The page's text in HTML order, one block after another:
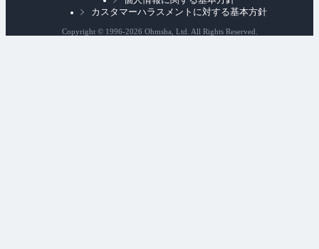
カスタマーハラスメントに対する基本方針
Copyright © 1996-2026 Ohmsha, Ltd. All Rights Reserved.